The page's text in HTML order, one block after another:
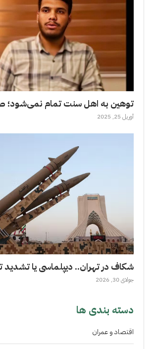
توهین به اهل سنت تمام نمی‌شود؛
آوریل 25, 2025
شکاف در تهران.. دیپلماسی یا تشدید
جولای 30, 2026
دسته بندی ها
اقتصاد و عمران